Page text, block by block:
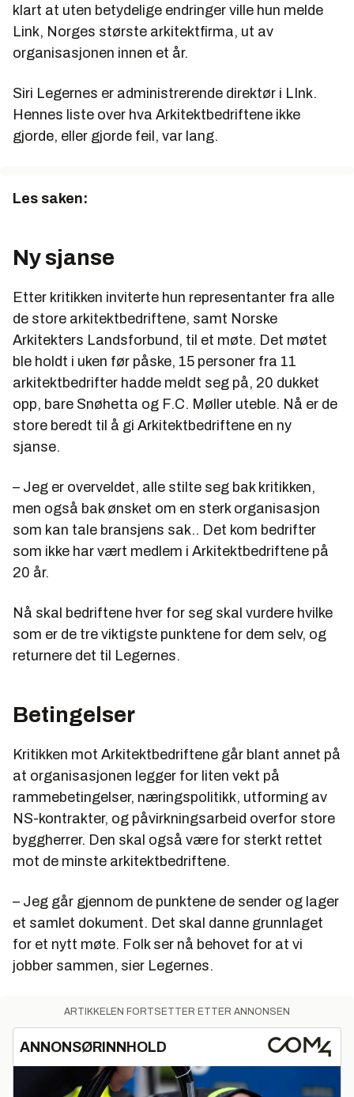
arkitekter i privat og sektor, samt studenter.
NIL, Norske interiørarkitekters og
møbeldesigneres landsforening
møbeldesignere på masternivå. NIL har 600
medlemmer. NIL ivaretar medlemmenes faglige og
juridiske interesser og arbeider for å styrke fagene
som formål å virke for utviklingen av
AFAG, Arkitektenes Fagforbund
tilsvarende innen arkitektur, planlegging, design og
kunsthistorie. Forbundet organiserer også de som
driver egen virksomhet samt studenter. AFAG har
2885 medlemmer.
RIF, Rådgivende Ingeniørers Foreninger en
bransjeorganisasjon for ingeniørbedrifter. I de senere
årene har stadig flere av disse begynt å ansette
arkiteter. De fleste store har egne avdelinger for
NAL, NIL, NLA og AFAG har felles adresse i
Arkitektenes hus. Arkitektbedriftene deler
kontorlokaler med RIF
klart at uten betydelige endringer ville hun melde
Link, Norges største arkitektfirma, ut av
organisasjonen innen et år.
Siri Legernes er administrerende direktør i LInk.
Hennes liste over hva Arkitektbedriftene ikke
gjorde, eller gjorde feil, var lang.
Les saken:
Ny sjanse
Etter kritikken inviterte hun representanter fra alle
de store arkitektbedriftene, samt Norske
Arkitekters Landsforbund, til et møte. Det møtet
ble holdt i uken før påske, 15 personer fra 11
arkitektbedrifter hadde meldt seg på, 20 dukket
opp, bare Snøhetta og F.C. Møller uteble. Nå er de
store beredt til å gi Arkitektbedriftene en ny
sjanse.
– Jeg er overveldet, alle stilte seg bak kritikken,
men også bak ønsket om en sterk organisasjon
som kan tale bransjens sak.. Det kom bedrifter
som ikke har vært medlem i Arkitektbedriftene på
20 år.
Nå skal bedriftene hver for seg skal vurdere hvilke
som er de tre viktigste punktene for dem selv, og
returnere det til Legernes.
Betingelser
Kritikken mot Arkitektbedriftene går blant annet på
at organisasjonen legger for liten vekt på
rammebetingelser, næringspolitikk, utforming av
NS-kontrakter, og påvirkningsarbeid overfor store
byggherrer. Den skal også være for sterkt rettet
mot de minste arkitektbedriftene.
– Jeg går gjennom de punktene de sender og lager
et samlet dokument. Det skal danne grunnlaget
for et nytt møte. Folk ser nå behovet for at vi
jobber sammen, sier Legernes.
ARTIKKELEN FORTSETTER ETTER ANNONSEN
ANNONSØRINNHOLD